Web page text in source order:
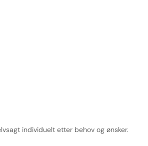
individuelt etter behov og ønsker.